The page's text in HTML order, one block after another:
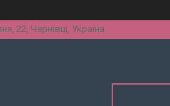
22, Чернівці, Україна